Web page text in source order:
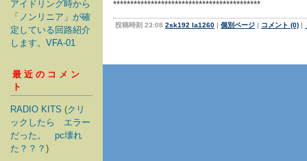
アイドリング時から
「ノンリニア」が確
定している回路紹介
します。VFA-01
最近のコメン
ト
RADIO KITS (クリ
ックしたら エラー
だった。 pc壊れ
た？？？ )
*******************************************
投稿時刻 23:08 2sk192 la1260 | 個別ページ | コメント (0) |